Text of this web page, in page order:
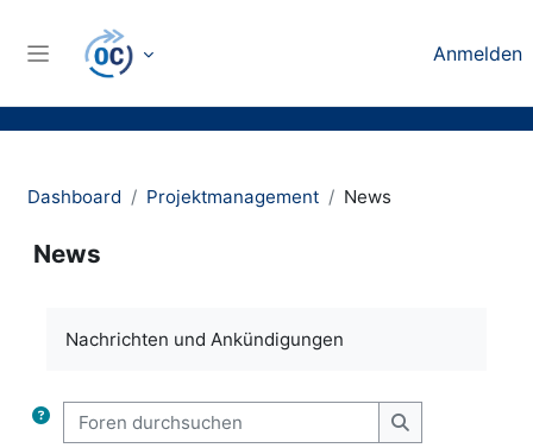
Website-Übersicht
Anmelden
Dashboard Projektmanagement News
News
Nachrichten und Ankündigungen
Foren durchsuchen